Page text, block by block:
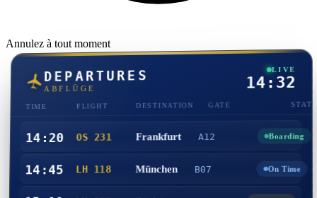
Annulez à tout moment
DEPARTURES
ABFLÜGE
LIVE
14:32
TIME FLIGHT DESTINATION GATE
14:20 OS 231 Frankfurt A12 Boarding
14:45 LH 118 München B07 On Time